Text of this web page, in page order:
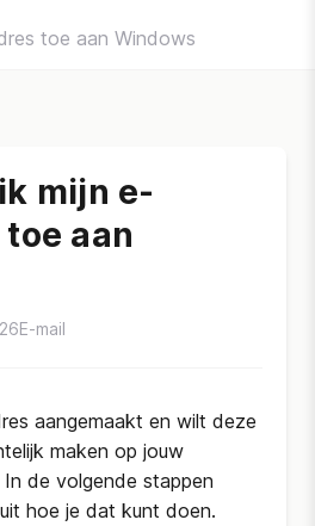
toe aan Windows
mijn e-
aan
E-mail
aangemaakt en wilt deze
maken op jouw
de volgende stappen
hoe je dat kunt doen.